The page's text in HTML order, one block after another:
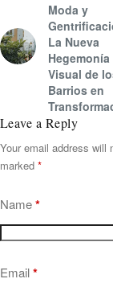
Moda y
La Nueva
Hegemonía
Visual de
Barrios en
Leave a Reply
Your email address will
marked *
Name*
Email*